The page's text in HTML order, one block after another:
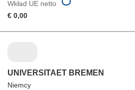
Wkład UE netto
€ 0,00
UNIVERSITAET BREMEN
Niemcy